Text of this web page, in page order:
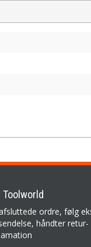
Toolworld
ordre, følg
håndter retur-